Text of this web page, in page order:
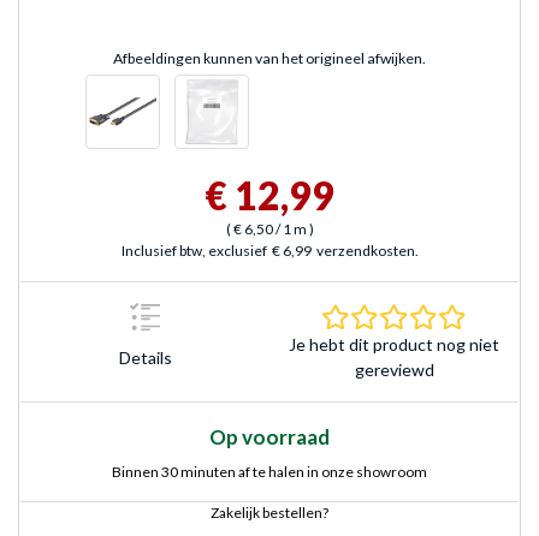
Afbeeldingen kunnen van het origineel afwijken.
€ 12,99
(€ 6,50/ 1 m )
Inclusief btw, exclusief € 6,99 verzendkosten.
Details
Je hebt dit product nog niet
gereviewd
Op voorraad
Binnen 30 minuten af te halen in onze showroom
Zakelijk bestellen?